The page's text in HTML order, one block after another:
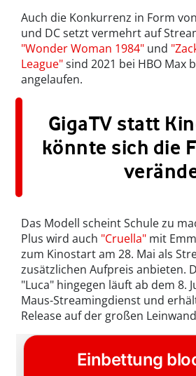
Auch die Konkurrenz in Form
und DC setzt vermehrt auf
"Wonder Woman 1984" und
League"sind 2021 bei HBO Max
angelaufen.
GigaTV statt
könnte sich die
Das Modell scheint Schule zu
Plus wird auch "Cruella" mit
zum Kinostart am 28. Mai als
zusätzlichen Aufpreis anbieten.
"Luca" hingegen läuft ab dem 8.
Maus-Streamingdienst und
Release auf der großen